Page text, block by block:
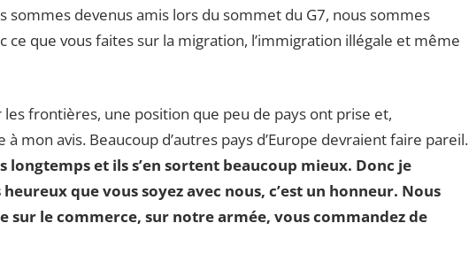
sommes devenus amis lors du sommet du G7, nous sommes
ce que vous faites sur la migration, l’immigration illégale et même
frontières, une position que peu de pays ont prise et,
mon avis. Beaucoup d’autres pays d’Europe devraient faire pareil.
et ils s’en sortent beaucoup mieux. Donc je
que vous soyez avec nous, c’est un honneur. Nous
sur le commerce, sur notre armée, vous commandez de